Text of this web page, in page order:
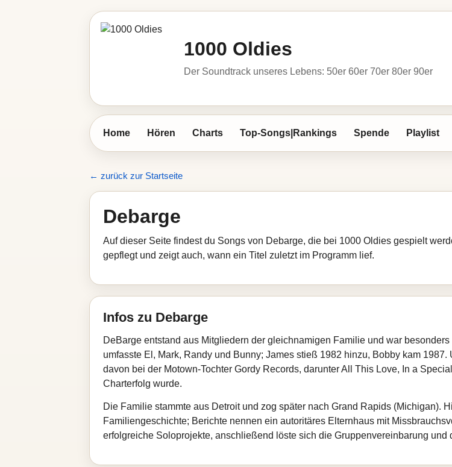
1000 Oldies
Der Soundtrack unseres Lebens: 50er 60er 70er 80er 90er
Home Hören Charts Top-Songs|Rankings Spende Playlist
← zurück zur Startseite
Debarge
Auf dieser Seite findest du Songs von Debarge, die bei 1000 Oldies gespielt
gepflegt und zeigt auch, wann ein Titel zuletzt im Programm lief.
Infos zu Debarge
DeBarge entstand aus Mitgliedern der gleichnamigen Familie und war
umfasste El, Mark, Randy und Bunny; James stieß 1982 hinzu, Bobby kam
davon bei der Motown-Tochter Gordy Records, darunter All This Love, In a
Charterfolg wurde.
Die Familie stammte aus Detroit und zog später nach Grand Rapids (Michigan).
Familiengeschichte; Berichte nennen ein autoritäres Elternhaus mit
erfolgreiche Soloprojekte, anschließend löste sich die Gruppenvereinbarung und